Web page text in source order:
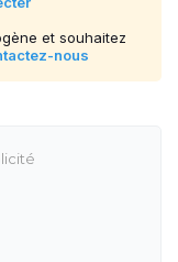
et souhaitez
nous